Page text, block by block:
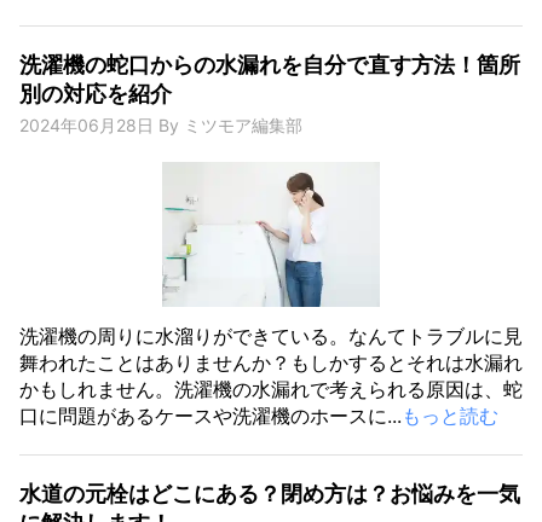
洗濯機の蛇口からの水漏れを自分で直す方法！箇所
別の対応を紹介
2024年06月28日 By ミツモア編集部
洗濯機の周りに水溜りができている。なんてトラブルに見
舞われたことはありませんか？もしかするとそれは水漏れ
かもしれません。洗濯機の水漏れで考えられる原因は、蛇
口に問題があるケースや洗濯機のホースに... もっと読む
水道の元栓はどこにある？閉め方は？お悩みを一気